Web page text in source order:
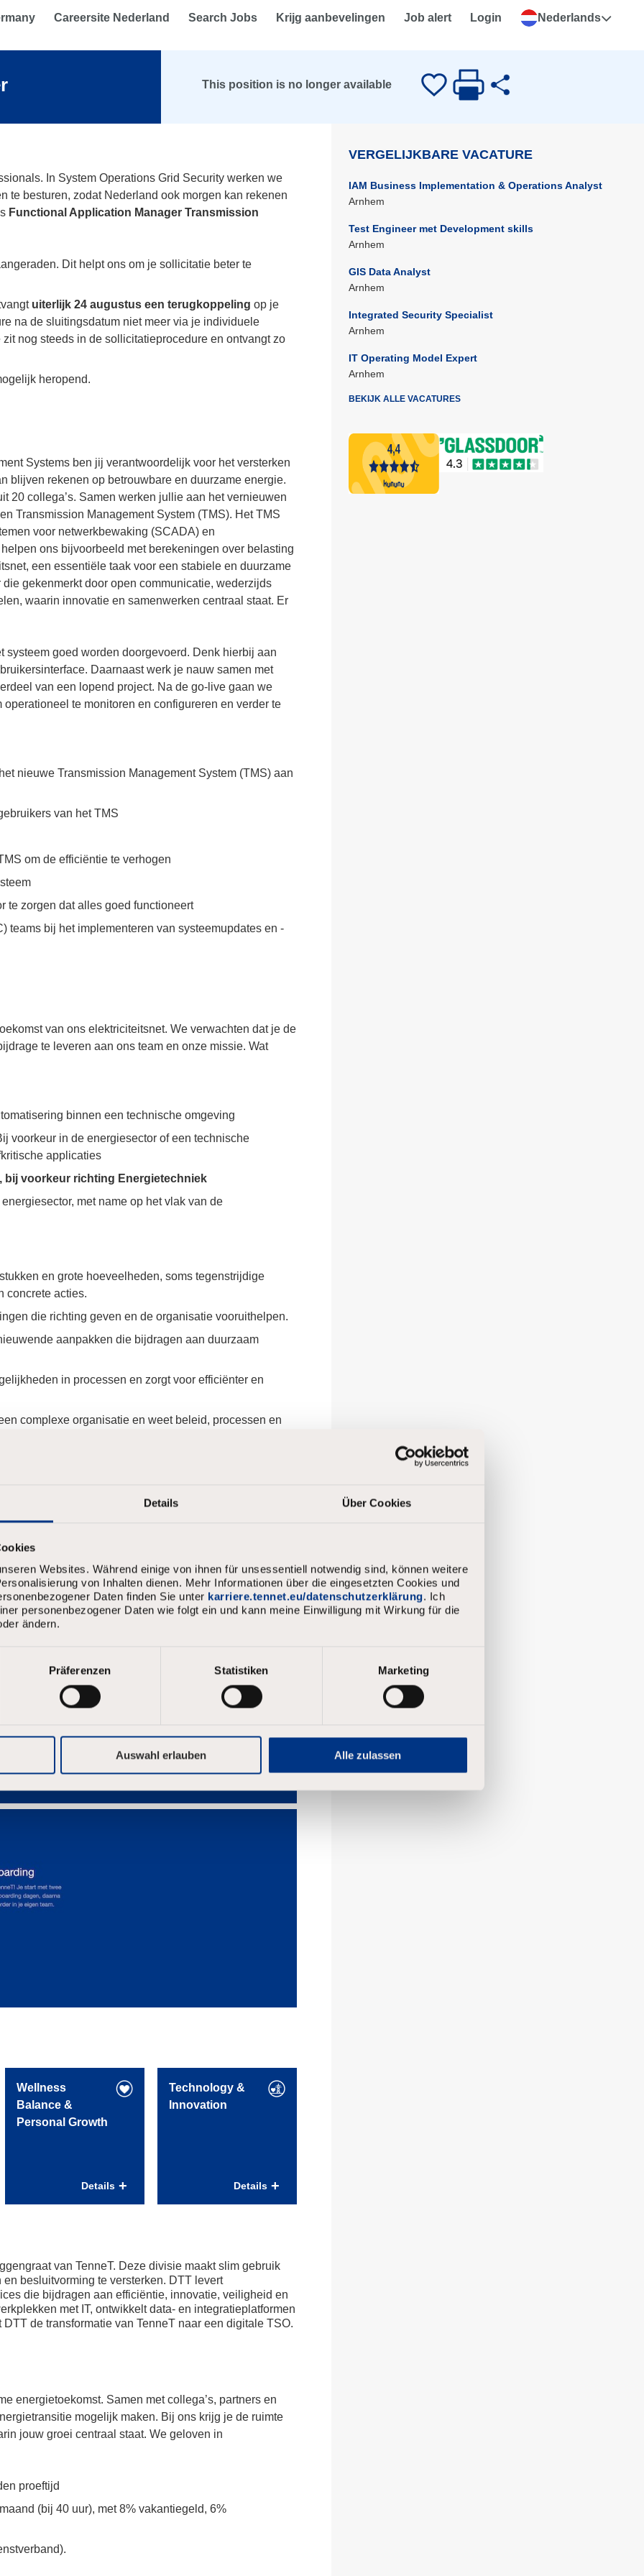
Details Über Cookies
Websites. Während einige von ihnen für unsessentiell notwendig sind, können weitere
von Inhalten dienen. Mehr Informationen über die eingesetzten Cookies und
Daten finden Sie unter karriere.tennet.eu/datenschutzerklärung. Ich
personenbezogener Daten wie folgt ein und kann meine Einwilligung mit Wirkung für die
ändern.
Präferenzen Statistiken Marketing
Auswahl erlauben Alle zulassen
Careersite Nederland Search Jobs Krijg aanbevelingen Job alert Login Nederlands
This position is no longer available
In System Operations Grid Security werken we
te besturen, zodat Nederland ook morgen kan rekenen
Functional Application Manager Transmission
Dit helpt ons om je sollicitatie beter te
uiterlijk 24 augustus een terugkoppeling op je
na de sluitingsdatum niet meer via je individuele
nog steeds in de sollicitatieprocedure en ontvangt zo
heropend.
Systems ben jij verantwoordelijk voor het versterken
blijven rekenen op betrouwbare en duurzame energie.
20 collega’s. Samen werken jullie aan het vernieuwen
Transmission Management System (TMS). Het TMS
voor netwerkbewaking (SCADA) en
ons bijvoorbeeld met berekeningen over belasting
een essentiële taak voor een stabiele en duurzame
gekenmerkt door open communicatie, wederzijds
waarin innovatie en samenwerken centraal staat. Er
goed worden doorgevoerd. Denk hierbij aan
Daarnaast werk je nauw samen met
van een lopend project. Na de go-live gaan we
te monitoren en configureren en verder te
nieuwe Transmission Management System (TMS) aan
van het TMS
om de efficiëntie te verhogen
te zorgen dat alles goed functioneert
teams bij het implementeren van systeemupdates en -
van ons elektriciteitsnet. We verwachten dat je de
te leveren aan ons team en onze missie. Wat
binnen een technische omgeving
voorkeur in de energiesector of een technische
applicaties
bij voorkeur richting Energietechniek
met name op het vlak van de
en grote hoeveelheden, soms tegenstrijdige
concrete acties.
die richting geven en de organisatie vooruithelpen.
aanpakken die bijdragen aan duurzaam
in processen en zorgt voor efficiënter en
complexe organisatie en weet beleid, processen en
argumenten en creëert draagvlak en
en
Wellness
Balance &
Personal Growth
fysiek en mentaal fit te
houden;
Fietsvergoeding;
Bijdrage van €60,-
bruto aan de premie
voor je aanvullende
ziektekostenverzekering;
Bijdrage van €40,-
Details
Technology &
Innovation
Hoofdkantoor MCE
in Arnhem gelegen aan
het groen of lunch buiten
op het terras;
Bedrijfsrestaurant
met gevarieerde en
brede keuze voor lunch
Flexibele
werkplekken op onze
kantoorlocaties met
werken of elkaar te
Details
van TenneT. Deze divisie maakt slim gebruik
besluitvorming te versterken. DTT levert
die bijdragen aan efficiëntie, innovatie, veiligheid en
met IT, ontwikkelt data- en integratieplatformen
de transformatie van TenneT naar een digitale TSO.
energietoekomst. Samen met collega’s, partners en
mogelijk maken. Bij ons krijg je de ruimte
jouw groei centraal staat. We geloven in
proeftijd
(bij 40 uur), met 8% vakantiegeld, 6%
VERGELIJKBARE VACATURE
IAM Business Implementation & Operations Analyst
Arnhem
Test Engineer met Development skills
Arnhem
GIS Data Analyst
Arnhem
Integrated Security Specialist
Arnhem
IT Operating Model Expert
Arnhem
BEKIJK ALLE VACATURES